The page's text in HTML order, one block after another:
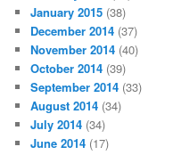
January 2015 (38)
December 2014 (37)
November 2014 (40)
October 2014 (39)
September 2014 (33)
August 2014 (34)
July 2014 (34)
June 2014 (17)